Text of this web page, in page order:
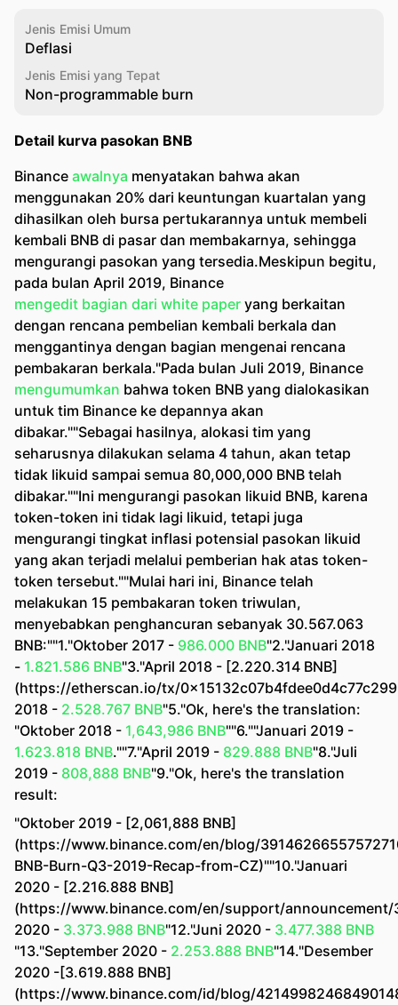
Jenis Emisi Umum
Deflasi
Jenis Emisi yang Tepat
Non-programmable burn
Detail kurva pasokan BNB
Binance awalnya menyatakan bahwa akan
menggunakan 20% dari keuntungan kuartalan yang
dihasilkan oleh bursa pertukarannya untuk membeli
kembali BNB di pasar dan membakarnya, sehingga
mengurangi pasokan yang tersedia.Meskipun begitu,
pada bulan April 2019, Binance
mengedit bagian dari white paper yang berkaitan
dengan rencana pembelian kembali berkala dan
menggantinya dengan bagian mengenai rencana
pembakaran berkala."Pada bulan Juli 2019, Binance
mengumumkan bahwa token BNB yang dialokasikan
untuk tim Binance ke depannya akan
dibakar.""Sebagai hasilnya, alokasi tim yang
seharusnya dilakukan selama 4 tahun, akan tetap
tidak likuid sampai semua 80,000,000 BNB telah
dibakar.""Ini mengurangi pasokan likuid BNB, karena
token-token ini tidak lagi likuid, tetapi juga
mengurangi tingkat inflasi potensial pasokan likuid
yang akan terjadi melalui pemberian hak atas token-
token tersebut.""Mulai hari ini, Binance telah
melakukan 15 pembakaran token triwulan,
menyebabkan penghancuran sebanyak 30.567.063
BNB:""1."Oktober 2017 - 986.000 BNB"2."Januari 2018
- 1.821.586 BNB"3."April 2018 - [2.220.314 BNB]
(https://etherscan.io/tx/
2018 - 2.528.767 BNB"5."Ok, here's the translation:
"Oktober 2018 - 1,643,986 BNB""6.""Januari 2019 -
1.623.818 BNB.""7."April 2019 - 829.888 BNB"8."Juli
2019 - 808,888 BNB"9."Ok, here's the translation
result:
"Oktober 2019 - [2,061,888 BNB]
(https://www.binance.com/en/blog/
BNB-Burn-Q3-2019-Recap-from-CZ)""10."Januari
2020 - [2.216.888 BNB]
(https://www.binance.com/en/support/announcement/
2020 - 3.373.988 BNB"12."Juni 2020 - 3.477.388 BNB
"13."September 2020 - 2.253.888 BNB"14."Desember
2020 -[3.619.888 BNB]
(https://www.binance.com/id/blog/